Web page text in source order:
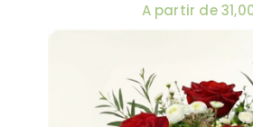
A partir de